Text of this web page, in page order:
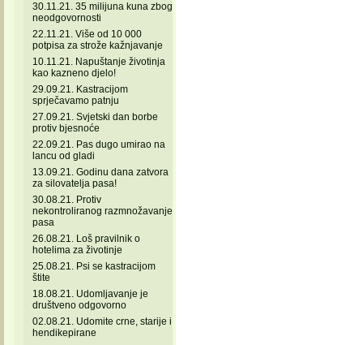
30.11.21. 35 milijuna kuna zbog
neodgovornosti
22.11.21. Više od 10 000
potpisa za strože kažnjavanje
10.11.21. Napuštanje životinja
kao kazneno djelo!
29.09.21. Kastracijom
sprječavamo patnju
27.09.21. Svjetski dan borbe
protiv bjesnoće
22.09.21. Pas dugo umirao na
lancu od gladi
13.09.21. Godinu dana zatvora
za silovatelja pasa!
30.08.21. Protiv
nekontroliranog razmnožavanje
pasa
26.08.21. Loš pravilnik o
hotelima za životinje
25.08.21. Psi se kastracijom
štite
18.08.21. Udomljavanje je
društveno odgovorno
02.08.21. Udomite crne, starije i
hendikepirane